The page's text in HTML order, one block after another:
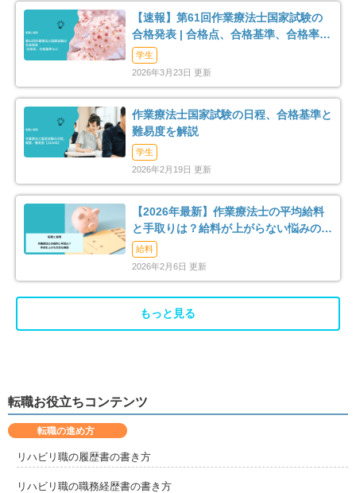
中郡二宮町 2 足柄上郡中井町 8
足柄上郡松田町
足柄上郡開成町 1 足柄下郡箱根町 3
足柄下郡真鶴町 2
愛甲郡愛川町
【速報】第61回作業療法士国家試験の
合格発表 | 合格点、合格基準、合格率
（2026年）
学生
2026年3月23日 更新
作業療法士国家試験の日程、合格基準と
難易度を解説
学生
2026年2月19日 更新
【2026年最新】作業療法士の平均給料
と手取りは？給料が上がらない悩みの解
消法まで解説
給料
2026年2月6日 更新
もっと見る
転職お役立ちコンテンツ
転職の進め方
リハビリ職の履歴書の書き方
リハビリ職の職務経歴書の書き方